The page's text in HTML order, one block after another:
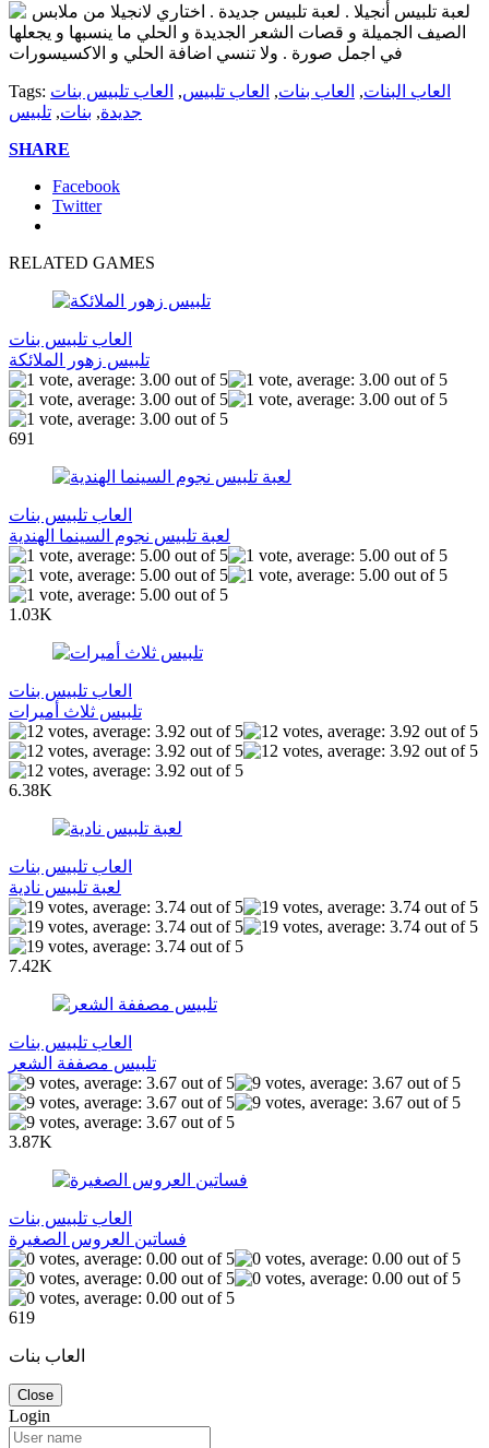
لعبة تلبيس أنجيلا . لعبة تلبيس جديدة . اختاري لانجيلا من ملابس
الصيف الجميلة و قصات الشعر الجديدة و الحلي ما ينسبها و يجعلها
في اجمل صورة . ولا تنسي اضافة الحلي و الاكسيسورات
Tags: العاب البنات, العاب بنات, العاب تلبيس, العاب تلبيس بنات
جديدة, بنات, تلبيس
SHARE
Facebook
Twitter
RELATED GAMES
العاب تلبيس بنات
تلبيس زهور الملائكة
691
العاب تلبيس بنات
لعبة تلبيس نجوم السينما الهندية
1.03K
العاب تلبيس بنات
تلبيس ثلاث أميرات
6.38K
العاب تلبيس بنات
لعبة تلبيس نادية
7.42K
العاب تلبيس بنات
تلبيس مصففة الشعر
3.87K
العاب تلبيس بنات
فساتين العروس الصغيرة
619
العاب بنات
Close
Login